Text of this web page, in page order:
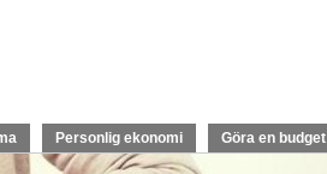
Personlig ekonomi Göra en budget